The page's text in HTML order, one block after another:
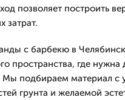
позволяет построить
затрат.
с барбекю в
пространства, где нужна
Мы подбираем материал с
грунта и желаемой